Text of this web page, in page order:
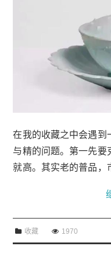
在我的收藏之中会遇到
与精的问题。第一先要
就高。其实老的普品，
的藏。买了还买停不下
收藏 1970